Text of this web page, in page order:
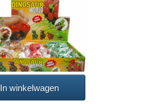
In winkelwagen